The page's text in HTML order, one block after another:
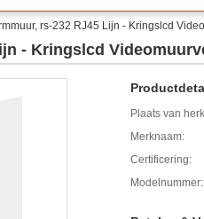
rs-232 RJ45 Lijn - Kringslcd
- Kringslcd
Plaats van
Merknaam:
Certificering:
Modelnummer: